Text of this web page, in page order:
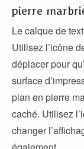
pierre
Le calque de
Utilisez l’icône
déplacer pour
surface
plan en pierre
caché. Utilisez
changer